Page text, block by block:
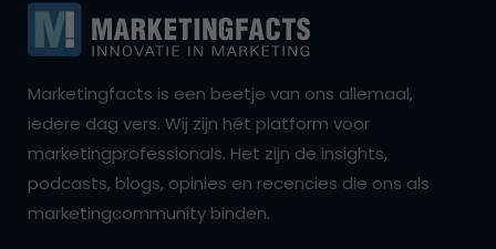
Marketingfacts is een beetje van ons allemaal,
iedere dag vers. Wij zijn hét platform voor
marketingprofessionals. Het zijn de insights,
podcasts, blogs, opinies en recencies die ons als
marketingcommunity binden.